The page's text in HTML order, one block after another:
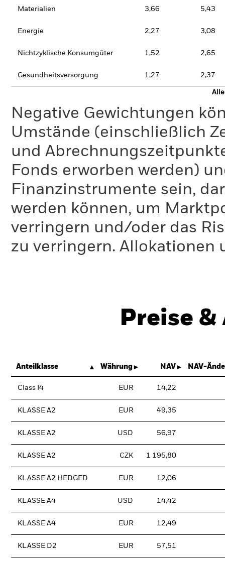
Materialien 3,66 5,43
Energie 2,27 3,08
Nichtzyklische Konsumgüter 1,52 2,65
Gesundheitsversorgung 1,27 2,37
Negative Gewichtungen
Umstände (einschließlich
und
Fonds erworben werden)
Finanzinstrumente sein,
werden können, um
verringern und/oder das
zu verringern. Allokationen
Preise
Anteilklasse Währung NAV NAV-
Class I4 EUR 14,22
KLASSE A2 EUR 49,35
KLASSE A2 USD 56,97
KLASSE A2 CZK 1 195,80
KLASSE A2 HEDGED EUR 12,06
KLASSE A4 USD 14,42
KLASSE A4 EUR 12,49
KLASSE D2 EUR 57,51